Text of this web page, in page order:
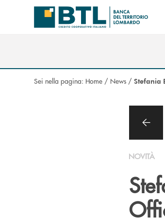
Salta al contenuto principale
Sei nella pagina: Home / News / Stefania
NOVITÀ